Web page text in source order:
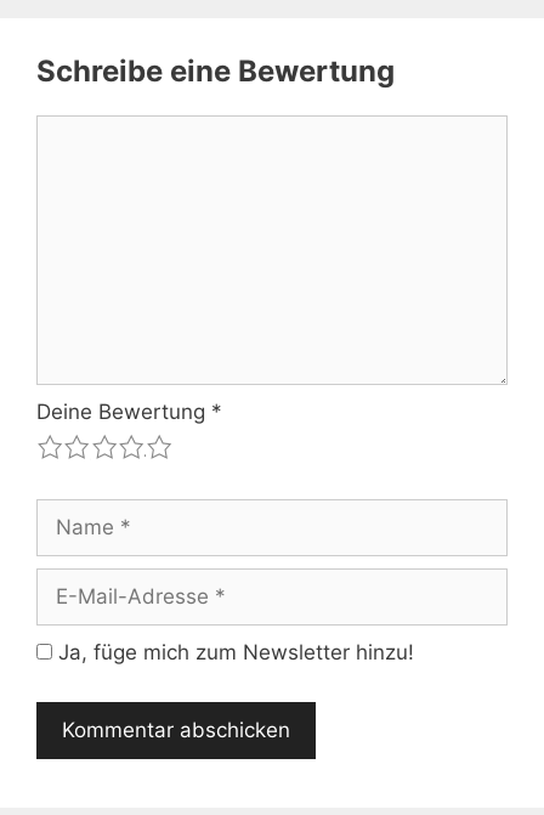
Schreibe eine Bewertung
Deine Bewertung *
4
3
2
1
Mail-
Adresse
Ja, füge mich zum Newsletter hinzu!